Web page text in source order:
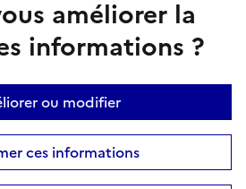
améliorer la
informations ?
ou modifier
ces informations